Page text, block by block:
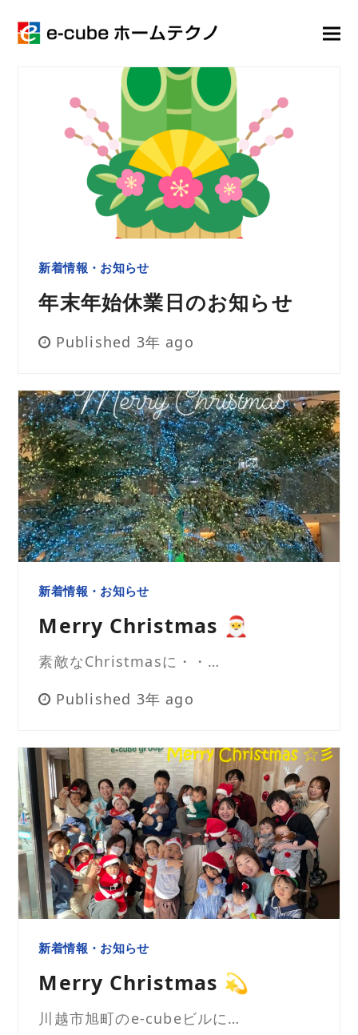
新着情報・お知らせ
年末年始休業日のお知らせ
Published 3年 ago
新着情報・お知らせ
Merry Christmas 🎅
素敵なChristmasに・・…
Published 3年 ago
新着情報・お知らせ
Merry Christmas 💫
川越市旭町のe-cubeビルに…